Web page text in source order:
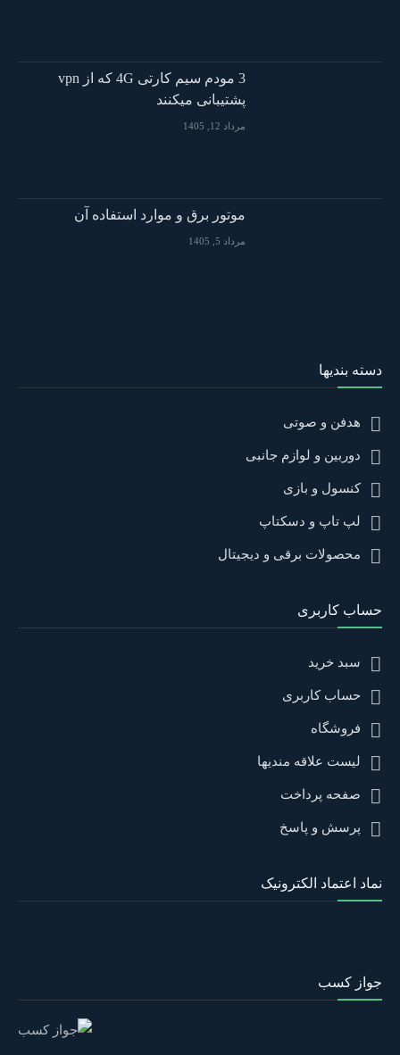
3 مودم سیم کارتی 4G که از vpn
پشتیبانی میکنند
مرداد 12, 1405
موتور برق و موارد استفاده آن
مرداد 5, 1405
دسته بندیها
هدفن و صوتی
دوربین و لوازم جانبی
کنسول و بازی
لپ تاپ و دسکتاپ
محصولات برقی و دیجیتال
حساب کاربری
سبد خرید
حساب کاربری
فروشگاه
لیست علاقه مندیها
صفحه پرداخت
پرسش و پاسخ
نماد اعتماد الکترونیک
جواز کسب